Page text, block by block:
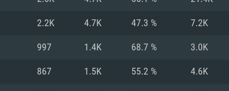
superior
Memória: 16 GB ou
(Intel Xeon
mais recente
Processador: Core
Memória: 8 GB
2.2K 4.7K 47.3 % 7.2K
997 1.4K 68.7 % 3.0K
867 1.5K 55.2 % 4.6K